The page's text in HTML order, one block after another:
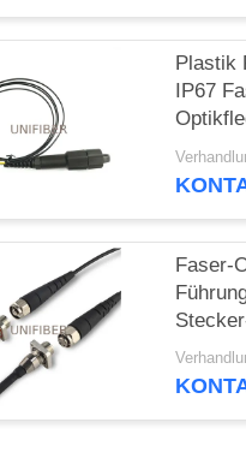
Plastik
IP67
im
Faser-
ODC-2